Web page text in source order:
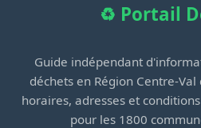
♻️ Portail
Guide indépendant
déchets en Région Centre-
horaires, adresses et
pour les 1800